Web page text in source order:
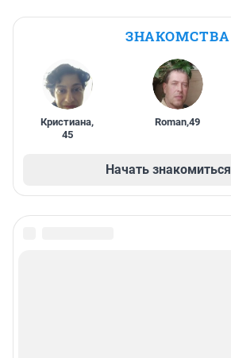
ЗНАКОМСТВА
Кристиана,
45
Roman,49
Начать знакомиться